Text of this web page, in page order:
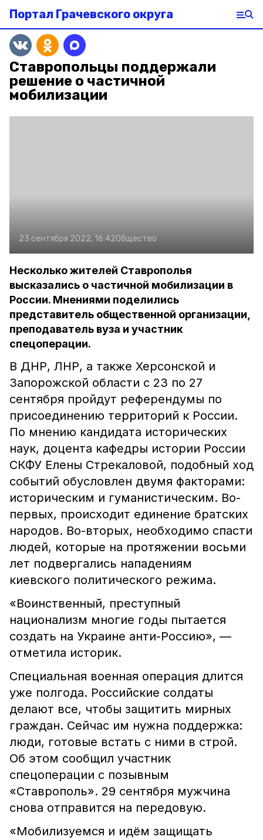
Портал Грачевского округа
Ставропольцы поддержали
решение о частичной
мобилизации
23 сентября 2022, 16:42Общество
Несколько жителей Ставрополья
высказались о частичной мобилизации в
России. Мнениями поделились
представитель общественной организации,
преподаватель вуза и участник
спецоперации.
В ДНР, ЛНР, а также Херсонской и
Запорожской области с 23 по 27
сентября пройдут референдумы по
присоединению территорий к России.
По мнению кандидата исторических
наук, доцента кафедры истории России
СКФУ Елены Стрекаловой, подобный ход
событий обусловлен двумя факторами:
историческим и гуманистическим. Во-
первых, происходит единение братских
народов. Во-вторых, необходимо спасти
людей, которые на протяжении восьми
лет подвергались нападениям
киевского политического режима.
«Воинственный, преступный
национализм многие годы пытается
создать на Украине анти-Россию», —
отметила историк.
Специальная военная операция длится
уже полгода. Российские солдаты
делают все, чтобы защитить мирных
граждан. Сейчас им нужна поддержка:
люди, готовые встать с ними в строй.
Об этом сообщил участник
спецоперации с позывным
«Ставрополь». 29 сентября мужчина
снова отправится на передовую.
«Мобилизуемся и идём защищать